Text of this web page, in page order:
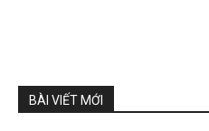
BÀI VIẾT MỚI